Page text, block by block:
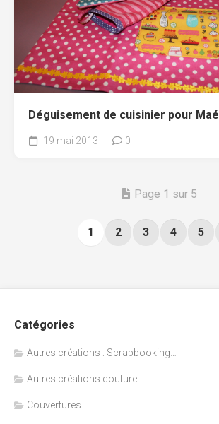
Déguisement de cuisinier pour Maé
19 mai 2013 0
Page 1 sur 5
1 2 3 4 5
Catégories
Autres créations : Scrapbooking…
Autres créations couture
Couvertures